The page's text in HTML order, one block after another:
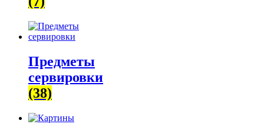
Предметы
сервировки
(38)